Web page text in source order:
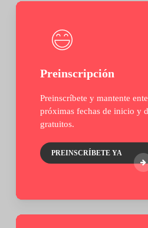
Preinscripción
Preinscríbete y mantente
próximas fechas de inicio y
gratuitos.
PREINSCRÍBETE YA